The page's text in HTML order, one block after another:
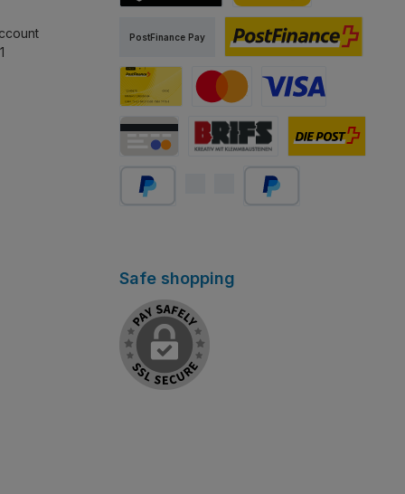
PostFinance Pay
PostFinance Pay
Safe shopping